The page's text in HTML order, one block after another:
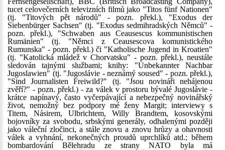
tucet celovečerních televizních filmů jako "Titos fünf Nationen"
(tj. "Titových pět národů" - pozn. překl.), "Exodus der
Siebenbürger Sachsen" (tj. "Exodus sedmihradských Němců" -
pozn. překl.), "Schwaben aus Ceausescus kommunistischen
Rumänien" (tj. "Němci z Ceausescova komunistického
Rumunska" - pozn. překl.) či "Katholische Jugend in Kroatien"
(tj. "Katolická mládež v Chorvatsku" - pozn. překl.), neustále
sledován tajnými službami; knihy: "Unbekannter Nachbar
Jugoslawien" (tj. "Jugoslávie - neznámý soused" - pozn. překl.),
"Sind Journalisten Freiwild?" (tj. "Jsou novináři nehájenou
zvěří?" - pozn. překl.) - za válek v prostoru bývalé Jugoslávie -
krátce napínavý, často vyčerpávající a nebezpečný novinářský
život, nemožný bez podpory mé ženy Margit; interviewy s
Titem, Násirem, Ulbrichtem, Willy Brandtem, kosovskými
bojovníky za svobodu, srbskými generály, odhalenými později
jako váleční zločinci, a stále znovu a znovu hrůzy a ohavnosti
válek a vyhnání, nekonečných proudů uprchlíků atd.; během
bombardování Bělehradu ze strany NATO byla má